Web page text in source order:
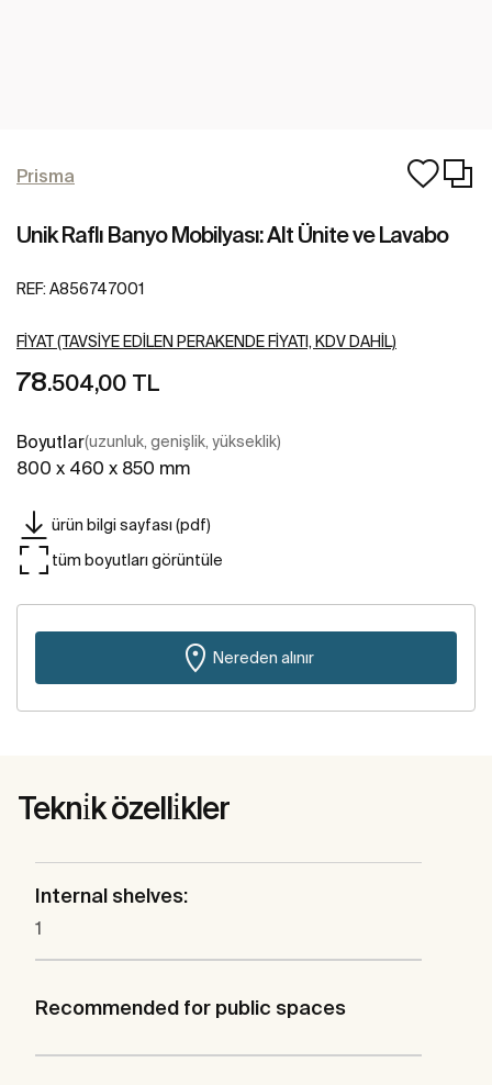
Prisma
Unik Raflı Banyo Mobilyası: Alt Ünite ve Lavabo
REF: A856747001
FIYAT (TAVSIYE EDILEN PERAKENDE FIYATI, KDV DAHIL)
78.504,00 TL
Boyutlar(uzunluk, genişlik, yükseklik)
800 x 460 x 850 mm
ürün bilgi sayfası (pdf)
tüm boyutları görüntüle
Nereden alınır
Tekni̇k özelli̇kler
Internal shelves:
1
Recommended for public spaces